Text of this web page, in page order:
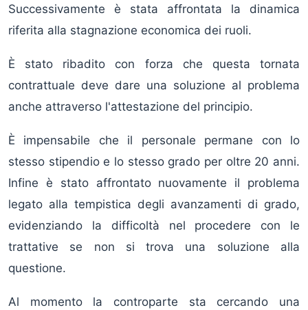
Successivamente è stata affrontata la dinamica
riferita alla stagnazione economica dei ruoli.
È stato ribadito con forza che questa tornata
contrattuale deve dare una soluzione al problema
anche attraverso l'attestazione del principio.
È impensabile che il personale permane con lo
stesso stipendio e lo stesso grado per oltre 20 anni.
Infine è stato affrontato nuovamente il problema
legato alla tempistica degli avanzamenti di grado,
evidenziando la difficoltà nel procedere con le
trattative se non si trova una soluzione alla
questione.
Al momento la controparte sta cercando una